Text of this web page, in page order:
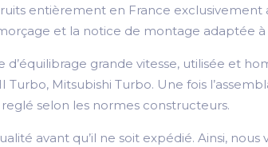
entièrement en France exclusivement
et la notice de montage adaptée
grande vitesse, utilisée et
Mitsubishi Turbo. Une fois
selon les normes constructeurs.
avant qu’il ne soit expédié. Ainsi, nous